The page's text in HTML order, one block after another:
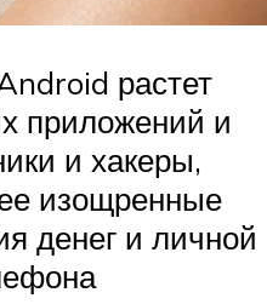
растет
приложений и
и хакеры,
изощренные
денег и личной